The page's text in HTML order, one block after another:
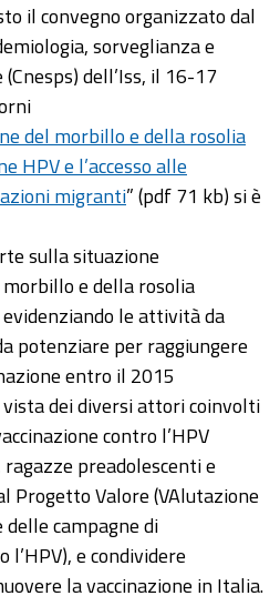
il convegno organizzato dal
sorveglianza e
dell’Iss, il 16-17
del morbillo e della rosolia
HPV e l’accesso alle
migranti” (pdf 71 kb) si è
sulla situazione
e della rosolia
le attività da
potenziare per raggiungere
entro il 2015
dei diversi attori coinvolti
contro l’HPV
preadolescenti e
Progetto Valore (VAlutazione
delle campagne di
l’HPV), e condividere
la vaccinazione in Italia.